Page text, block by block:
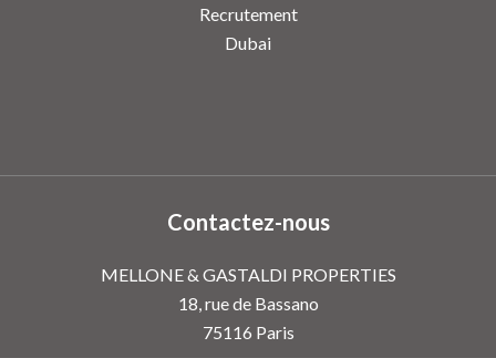
Recrutement
Dubai
Contactez-nous
MELLONE & GASTALDI PROPERTIES
18, rue de Bassano
75116 Paris